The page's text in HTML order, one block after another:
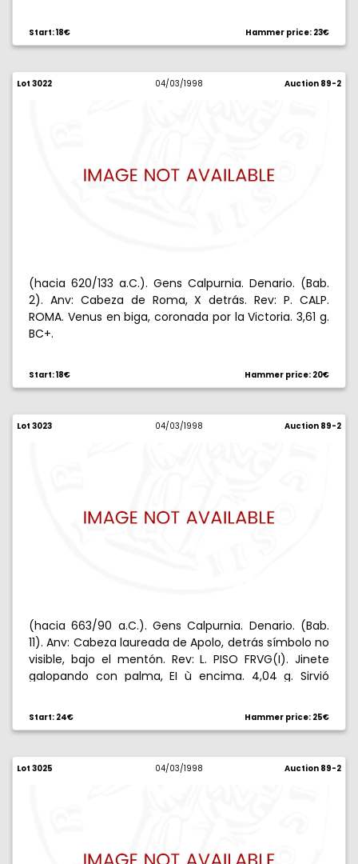
Start: 18€ Hammer price: 23€
Lot 3022 04/03/1998 Auction 89-2
(hacia 620/133 a.C.). Gens Calpurnia. Denario. (Bab.
2). Anv: Cabeza de Roma, X detrás. Rev: P. CALP.
ROMA. Venus en biga, coronada por la Victoria. 3,61 g.
BC+.
Start: 18€ Hammer price: 20€
Lot 3023 04/03/1998 Auction 89-2
(hacia 663/90 a.C.). Gens Calpurnia. Denario. (Bab.
11). Anv: Cabeza laureada de Apolo, detrás símbolo no
visible, bajo el mentón. Rev: L. PISO FRVG(I). Jinete
galopando con palma, EI ù encima. 4,04 g. Sirvió
Start: 24€ Hammer price: 25€
Lot 3025 04/03/1998 Auction 89-2